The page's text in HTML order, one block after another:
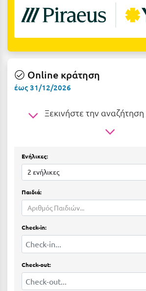
Δελφοί
Ε
Ελληνικό Αρκαδίας
Ερέτρια
Ερμιόνη
Εύβοια
Ευρυτανία
Ζαγοροχώρια
Ζάκυνθος
Online κράτηση
έως 31/12/2026
Ξεκινήστε την
Ενήλικες:
2 ενήλικες
Παιδιά:
Αριθμός Παιδιών...
Check-in:
Check-out: